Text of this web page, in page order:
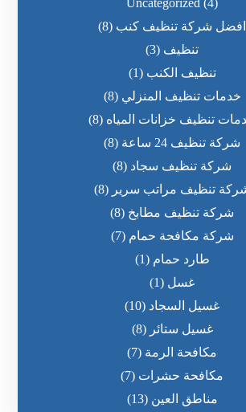
Uncategorized (4)
افضل شركة تنظيف كنب (8)
تنظيف (3)
تنظيف الكنب (1)
خدمات تنظيف المنزلي (8)
تنظيف خزانات المياه (8)
شركة تنظيف 24 ساعة
(8)
شركة تنظيف سجاد (8)
تنظيف مراتب سرير (8)
شركة تنظيف مطابخ (8)
شركة مكافحة حمام (7)
طارد حمام (1)
غسل (1)
غسيل السجاد (10)
غسيل ستائر (8)
مكافحة الرمة (7)
مكافحة حشرات (7)
مناطق العين (13)